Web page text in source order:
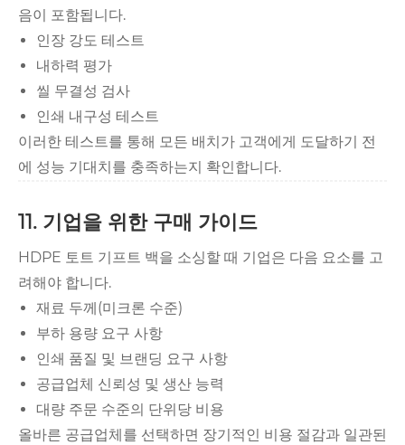
음이 포함됩니다.
인장 강도 테스트
내하력 평가
씰 무결성 검사
인쇄 내구성 테스트
이러한 테스트를 통해 모든 배치가 고객에게 도달하기 전
에 성능 기대치를 충족하는지 확인합니다.
11. 기업을 위한 구매 가이드
HDPE 토트 기프트 백을 소싱할 때 기업은 다음 요소를 고
려해야 합니다.
재료 두께(미크론 수준)
부하 용량 요구 사항
인쇄 품질 및 브랜딩 요구 사항
공급업체 신뢰성 및 생산 능력
대량 주문 수준의 단위당 비용
올바른 공급업체를 선택하면 장기적인 비용 절감과 일관된